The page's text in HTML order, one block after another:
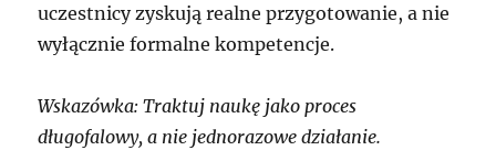
uczestnicy zyskują realne przygotowanie, a nie
wyłącznie formalne kompetencje.
Wskazówka: Traktuj naukę jako proces
długofalowy, a nie jednorazowe działanie.